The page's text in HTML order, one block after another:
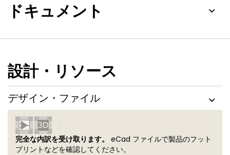
ドキュメント
設計・リソース
デザイン・ファイル
完全な内訳を受け取ります。
eCad ファイルで製品のフット
プリントなどを確認してください。